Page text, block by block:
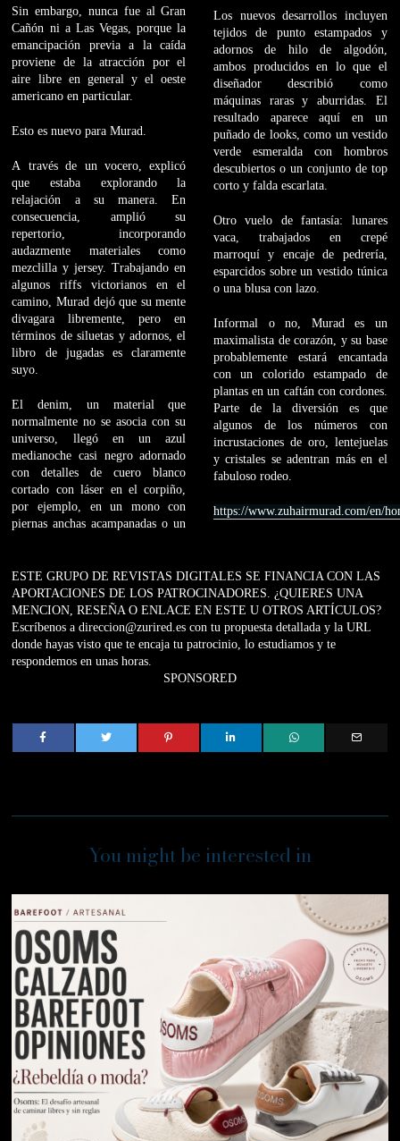
Sin embargo, nunca fue al Gran
Cañón ni a Las Vegas, porque la
emancipación previa a la caída
proviene de la atracción por el
aire libre en general y el oeste
americano en particular.
Esto es nuevo para Murad.
A través de un vocero, explicó
que estaba explorando la
relajación a su manera. En
consecuencia, amplió su
repertorio, incorporando
audazmente materiales como
mezclilla y jersey. Trabajando en
algunos riffs victorianos en el
camino, Murad dejó que su mente
divagara libremente, pero en
términos de siluetas y adornos, el
libro de jugadas es claramente
suyo.
El denim, un material que
normalmente no se asocia con su
universo, llegó en un azul
medianoche casi negro adornado
con detalles de cuero blanco
cortado con láser en el corpiño,
por ejemplo, en un mono con
piernas anchas acampanadas o un
Los nuevos desarrollos incluyen
tejidos de punto estampados y
adornos de hilo de algodón,
ambos producidos en lo que el
diseñador describió como
máquinas raras y aburridas. El
resultado aparece aquí en un
puñado de looks, como un vestido
verde esmeralda con hombros
descubiertos o un conjunto de top
corto y falda escarlata.
Otro vuelo de fantasía: lunares
vaca, trabajados en crepé
marroquí y encaje de pedrería,
esparcidos sobre un vestido túnica
o una blusa con lazo.
Informal o no, Murad es un
maximalista de corazón, y su base
probablemente estará encantada
con un colorido estampado de
plantas en un caftán con cordones.
Parte de la diversión es que
algunos de los números con
incrustaciones de oro, lentejuelas
y cristales se adentran más en el
fabuloso rodeo.
https://www.zuhairmurad.com/en/
ESTE GRUPO DE REVISTAS DIGITALES SE FINANCIA CON LAS
APORTACIONES DE LOS PATROCINADORES. ¿QUIERES UNA
MENCION, RESEÑA O ENLACE EN ESTE U OTROS ARTÍCULOS?
Escríbenos a direccion@zurired.es con tu propuesta detallada y la URL
donde hayas visto que te encaja tu patrocinio, lo estudiamos y te
respondemos en unas horas.
SPONSORED
You might be interested in